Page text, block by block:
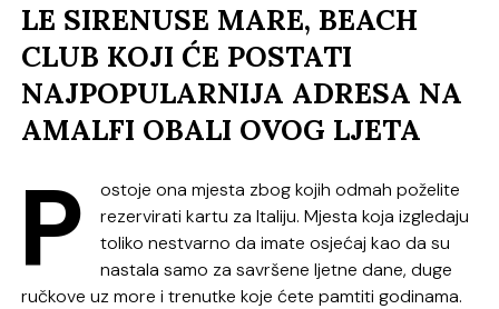
LE SIRENUSE MARE, BEACH
CLUB KOJI ĆE POSTATI
NAJPOPULARNIJA ADRESA NA
AMALFI OBALI OVOG LJETA
P
ostoje ona mjesta zbog kojih odmah poželite
rezervirati kartu za Italiju. Mjesta koja izgledaju
toliko nestvarno da imate osjećaj kao da su
nastala samo za savršene ljetne dane, duge
ručkove uz more i trenutke koje ćete pamtiti godinama.